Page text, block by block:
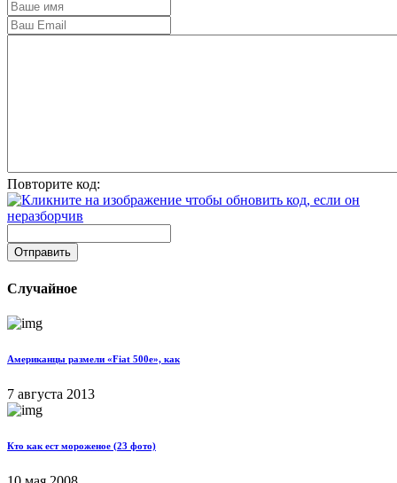
Повторите код:
Отправить
Случайное
Американцы размели «Fiat 500e», как
7 августа 2013
Кто как ест мороженое (23 фото)